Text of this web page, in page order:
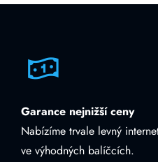
Garance nejnižší ceny
Nabízíme trvale levný
ve výhodných balíčcích.